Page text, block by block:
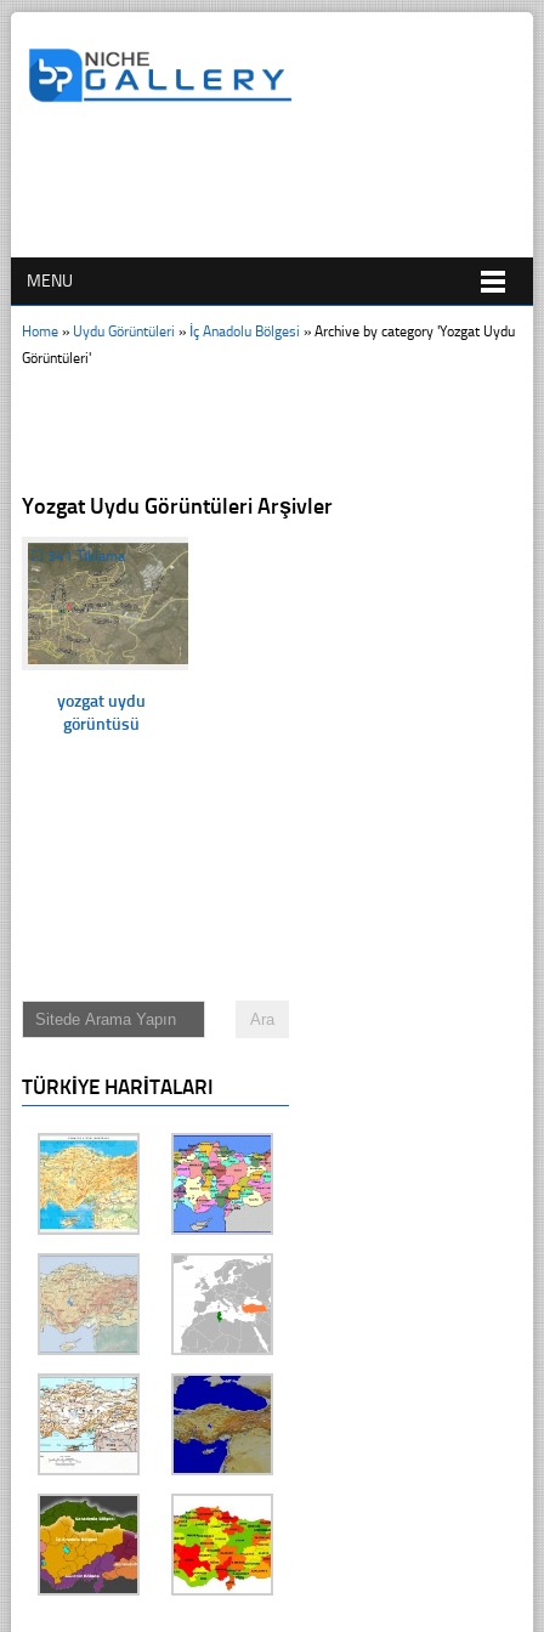
MENU
Home» Uydu Görüntüleri » İç Anadolu Bölgesi » Archive by category 'Yozgat Uydu
Görüntüleri'
Yozgat Uydu Görüntüleri Arşivler
☐ 341 Tıklama
yozgat uydu
görüntüsü
TÜRKIYE HARITALARI